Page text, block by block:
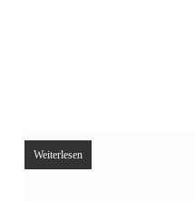
Weiterlesen